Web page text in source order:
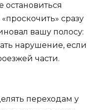
остановиться
сразу
вашу полосу:
нарушение, если
части.
переходам у